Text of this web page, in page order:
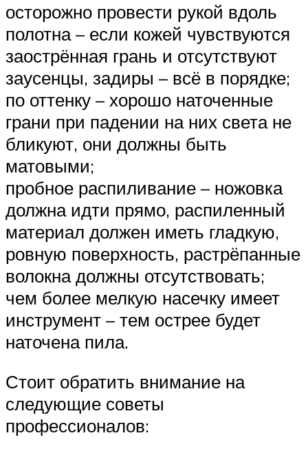
осторожно провести рукой вдоль
полотна – если кожей чувствуются
заострённая грань и отсутствуют
заусенцы, задиры – всё в порядке;
по оттенку – хорошо наточенные
грани при падении на них света не
бликуют, они должны быть
матовыми;
пробное распиливание – ножовка
должна идти прямо, распиленный
материал должен иметь гладкую,
ровную поверхность, растрёпанные
волокна должны отсутствовать;
чем более мелкую насечку имеет
инструмент – тем острее будет
наточена пила.
Стоит обратить внимание на
следующие советы
профессионалов: